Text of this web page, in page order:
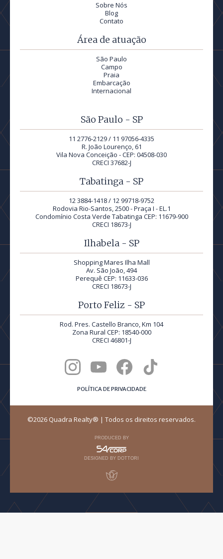
Sobre Nós
Blog
Contato
Área de atuação
São Paulo
Campo
Praia
Embarcação
Internacional
São Paulo - SP
11 2776-2129 / 11 97056-4335
R. João Lourenço, 61
Vila Nova Conceição - CEP: 04508-030
CRECI 37682-J
Tabatinga - SP
12 3884-1418 / 12 99718-9752
Rodovia Rio-Santos, 2500 - Praça I - EL.1
Condomínio Costa Verde Tabatinga CEP: 11679-900
CRECI 18673-J
Ilhabela - SP
Shopping Mares Ilha Mall
Av. São João, 494
Perequê CEP: 11633-036
CRECI 18673-J
Porto Feliz - SP
Rod. Pres. Castello Branco, Km 104
Zona Rural CEP: 18540-000
CRECI 46801-J
POLÍTICA DE PRIVACIDADE
©2026 Quadra Realty® | Todos os direitos reservados.
PRODUCED BY
DESIGNED BY DOTTORI